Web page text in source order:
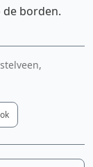
de borden.